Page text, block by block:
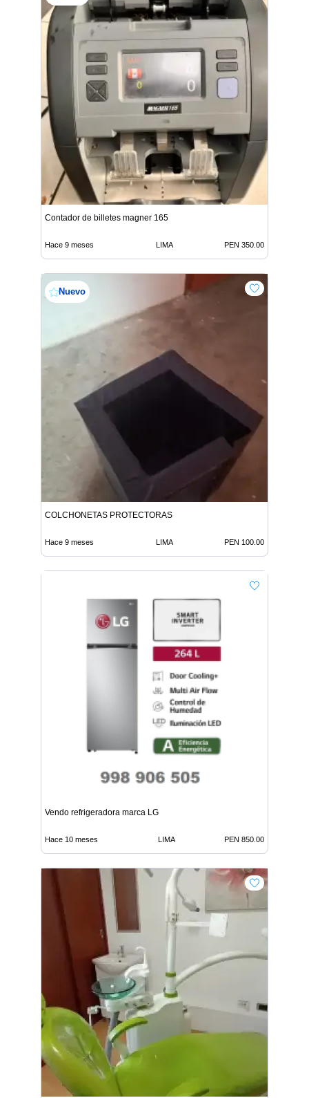
Contador de billetes magner 165
Hace 9 meses LIMA PEN 350.00
Nuevo
COLCHONETAS PROTECTORAS
Hace 9 meses LIMA PEN 100.00
Vendo refrigeradora marca LG
Hace 10 meses LIMA PEN 850.00